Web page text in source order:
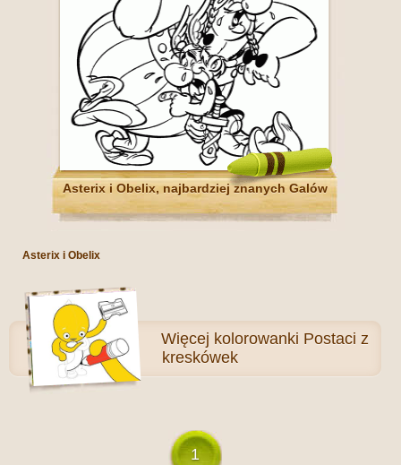
Asterix i Obelix, najbardziej znanych Galów
Asterix i Obelix
Więcej kolorowanki Postaci z
kreskówek
1